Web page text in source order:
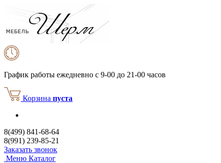
График работы ежедневно с 9-00 до 21-00 часов
Корзина пуста
8(499) 841-68-64
8(991) 239-85-21
Заказать звонок
Меню Каталог